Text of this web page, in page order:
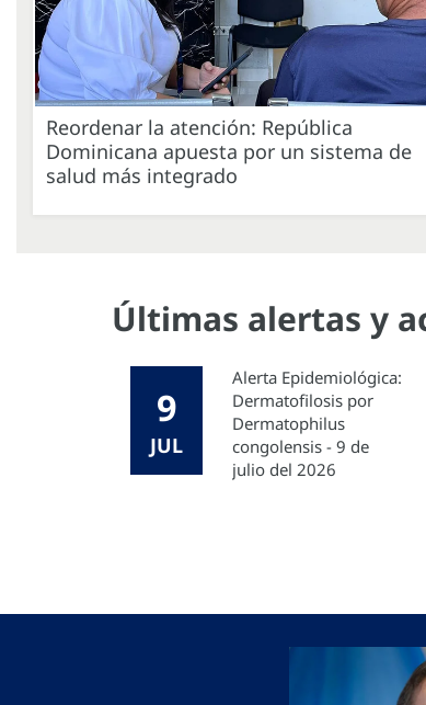
Reordenar la atención: República
Dominicana apuesta por un sistema de
salud más integrado
Últimas alertas y
9
JUL
Alerta Epidemiológica:
Dermatofilosis por
Dermatophilus
congolensis - 9 de
julio del 2026